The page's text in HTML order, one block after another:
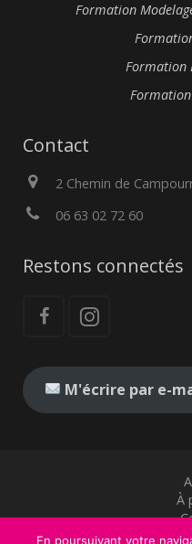
Formation
Formation
Contact
2 Chemin de
06 63 02 72 60
Restons connectés
M'écrire par e-
À
En poursuivant votre